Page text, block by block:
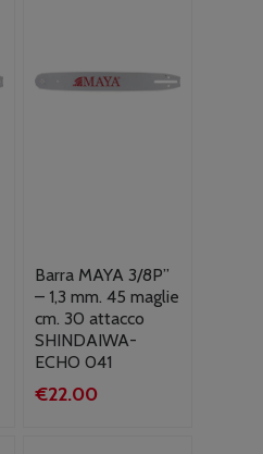
Barra MAYA 3/8P”
– 1,3 mm. 45 maglie
cm. 30 attacco
SHINDAIWA-
ECHO 041
€22.00